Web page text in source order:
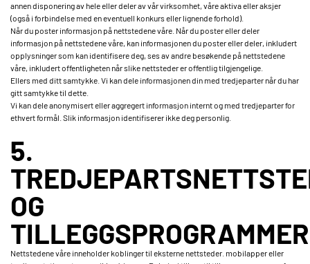
annen disponering av hele eller deler av vår virksomhet, våre aktiva eller aksjer
(også i forbindelse med en eventuell konkurs eller lignende forhold).
Når du poster informasjon på nettstedene våre. Når du poster eller deler
informasjon på nettstedene våre, kan informasjonen du poster eller deler, inkludert
opplysninger som kan identifisere deg, ses av andre besøkende på nettstedene
våre, inkludert offentligheten når slike nettsteder er offentlig tilgjengelige.
Ellers med ditt samtykke. Vi kan dele informasjonen din med tredjeparter når du har
gitt samtykke til dette.
Vi kan dele anonymisert eller aggregert informasjon internt og med tredjeparter for
ethvert formål. Slik informasjon identifiserer ikke deg personlig.
5.
OG
TILLEGGSPROGRAMMER
Nettstedene våre inneholder koblinger til eksterne nettsteder. mobilapper eller